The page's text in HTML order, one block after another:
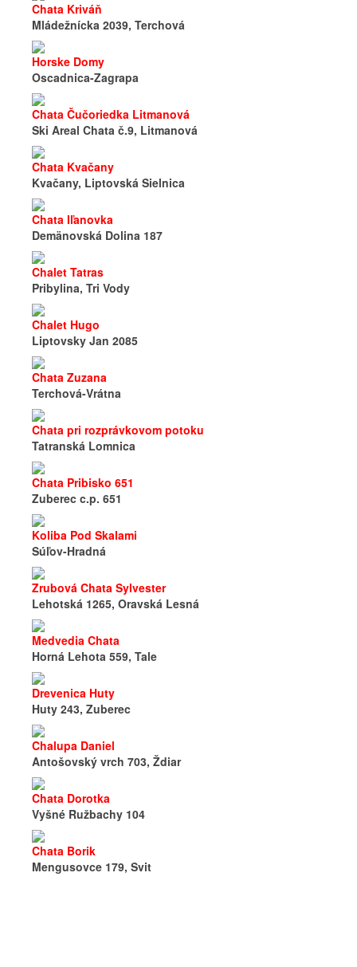
Chata Kriváň
Mládežnícka 2039, Terchová
Horske Domy
Oscadnica-Zagrapa
Chata Čučoriedka Litmanová
Ski Areal Chata č.9, Litmanová
Chata Kvačany
Kvačany, Liptovská Sielnica
Chata Iľanovka
Demänovská Dolina 187
Chalet Tatras
Pribylina, Tri Vody
Chalet Hugo
Liptovsky Jan 2085
Chata Zuzana
Terchová-Vrátna
Chata pri rozprávkovom potoku
Tatranská Lomnica
Chata Pribisko 651
Zuberec c.p. 651
Koliba Pod Skalami
Súľov-Hradná
Zrubová Chata Sylvester
Lehotská 1265, Oravská Lesná
Medvedia Chata
Horná Lehota 559, Tale
Drevenica Huty
Huty 243, Zuberec
Chalupa Daniel
Antošovský vrch 703, Ždiar
Chata Dorotka
Vyšné Ružbachy 104
Chata Borik
Mengusovce 179, Svit